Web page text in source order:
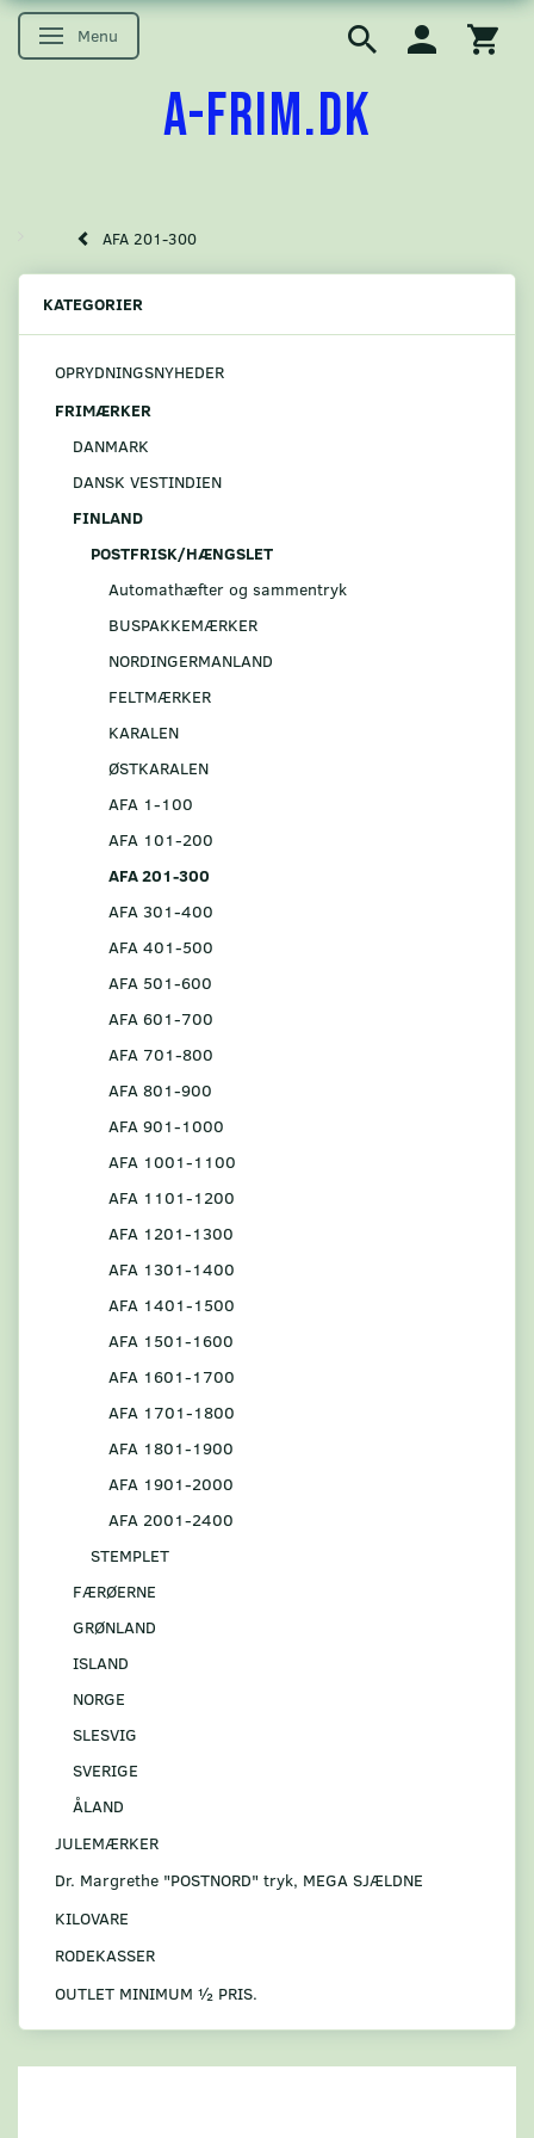
Skifte navigation
Menu
A-FRIM.DK
AFA 201-300
KATEGORIER
OPRYDNINGSNYHEDER
FRIMÆRKER
DANMARK
DANSK VESTINDIEN
FINLAND
POSTFRISK/HÆNGSLET
Automathæfter og sammentryk
BUSPAKKEMÆRKER
NORDINGERMANLAND
FELTMÆRKER
KARALEN
ØSTKARALEN
AFA 1-100
AFA 101-200
AFA 201-300
AFA 301-400
AFA 401-500
AFA 501-600
AFA 601-700
AFA 701-800
AFA 801-900
AFA 901-1000
AFA 1001-1100
AFA 1101-1200
AFA 1201-1300
AFA 1301-1400
AFA 1401-1500
AFA 1501-1600
AFA 1601-1700
AFA 1701-1800
AFA 1801-1900
AFA 1901-2000
AFA 2001-2400
STEMPLET
FÆRØERNE
GRØNLAND
ISLAND
NORGE
SLESVIG
SVERIGE
ÅLAND
JULEMÆRKER
Dr. Margrethe "POSTNORD" tryk, MEGA SJÆLDNE
KILOVARE
RODEKASSER
OUTLET MINIMUM ½ PRIS.